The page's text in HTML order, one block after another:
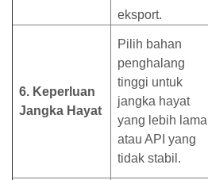
eksport.
6. Keperluan
Jangka Hayat
Pilih bahan
penghalang
tinggi untuk
jangka hayat
yang lebih lama
atau API yang
tidak stabil.